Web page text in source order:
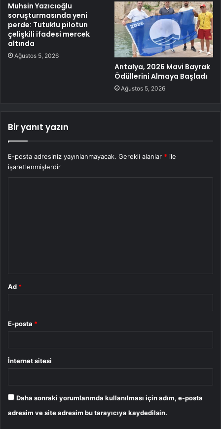
Muhsin Yazıcıoğlu
soruşturmasında yeni
perde: Tutuklu pilotun
çelişkili ifadesi mercek
altında
Ağustos 5, 2026
Antalya, 2026 Mavi Bayrak
Ödüllerini Almaya Başladı
Ağustos 5, 2026
Bir yanıt yazın
E-posta adresiniz yayınlanmayacak. Gerekli alanlar * ile
işaretlenmişlerdir
Ad *
E-posta *
İnternet sitesi
Daha sonraki yorumlarımda kullanılması için adım, e-posta
adresim ve site adresim bu tarayıcıya kaydedilsin.